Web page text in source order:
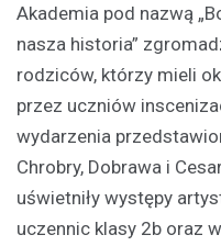
Akademia pod nazwą
nasza historia”
rodziców, którzy mieli
przez uczniów
wydarzenia
Chrobry, Dobrawa i
uświetniły występy
uczennic klasy 2b oraz